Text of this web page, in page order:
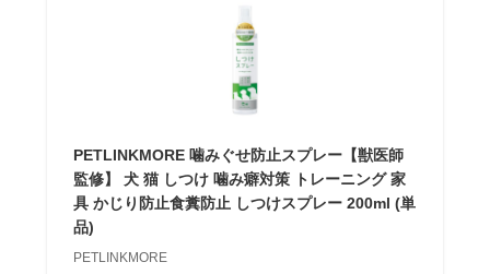
PETLINKMORE 噛みぐせ防止スプレー【獣医師
監修】 犬 猫 しつけ 噛み癖対策 トレーニング 家
具 かじり防止食糞防止 しつけスプレー 200ml (単
品)
PETLINKMORE